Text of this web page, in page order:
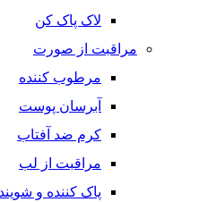
لاک پاک کن
مراقبت از صورت
مرطوب کننده
آبرسان پوست
کرم ضد آفتاب
مراقبت از لب
پاک کننده و